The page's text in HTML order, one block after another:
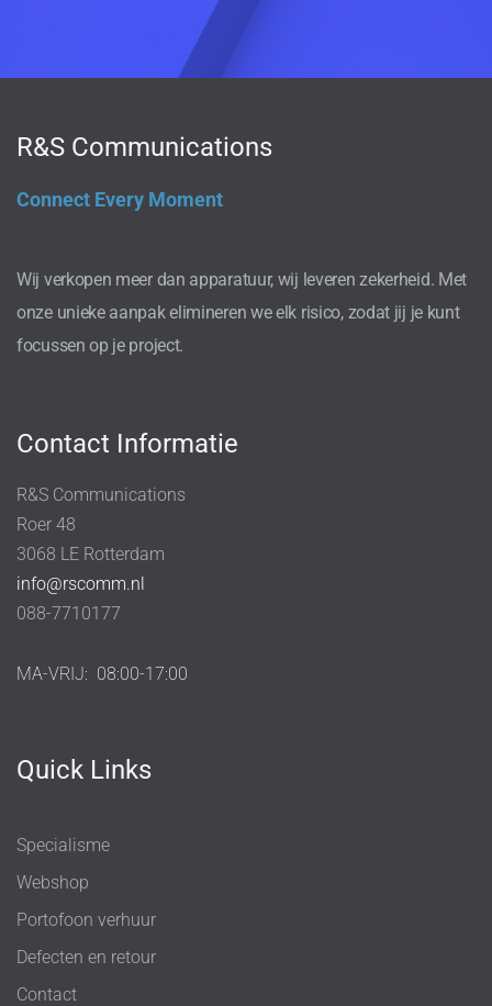
R&S Communications
Connect Every Moment
Wij verkopen meer dan apparatuur, wij leveren zekerheid. Met
onze unieke aanpak elimineren we elk risico, zodat jij je kunt
focussen op je project.
Contact Informatie
R&S Communications
Roer 48
3068 LE Rotterdam
info@rscomm.nl
088-7710177
MA-VRIJ: 08:00-17:00
Quick Links
Specialisme
Webshop
Portofoon verhuur
Defecten en retour
Contact